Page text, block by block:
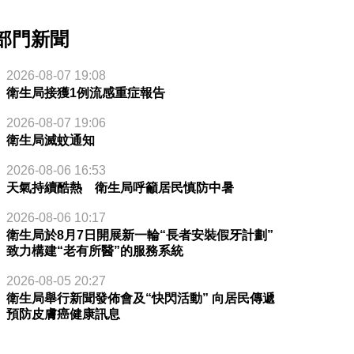
門新聞
2026-08-07 19:08
衛生局接獲1例流感重症報告
2026-08-07 19:06
衛生局滅蚊通知
2026-08-06 16:53
天氣持續酷熱 衛生局呼籲居民慎防中暑
2026-08-06 10:17
衛生局於8月7日開展新一輪“長者安裝假牙計劃”
致力構建“老有所醫”的服務系統
2026-08-05 20:27
衛生局舉行新聞發佈會及“快閃活動” 向居民傳遞
預防皮膚癌健康訊息